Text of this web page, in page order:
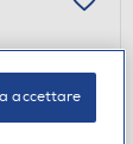
accettare